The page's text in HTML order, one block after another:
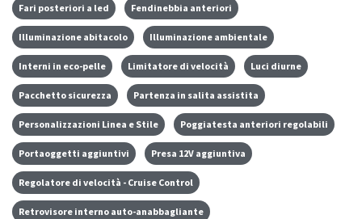
Fari posteriori a led Fendinebbia anteriori
Illuminazione abitacolo Illuminazione ambientale
Interni in eco-pelle Limitatore di velocità Luci diurne
Pacchetto sicurezza Partenza in salita assistita
Personalizzazioni Linea e Stile Poggiatesta anteriori regolabili
Portaoggetti aggiuntivi Presa 12V aggiuntiva
Regolatore di velocità - Cruise Control
Retrovisore interno auto-anabbagliante